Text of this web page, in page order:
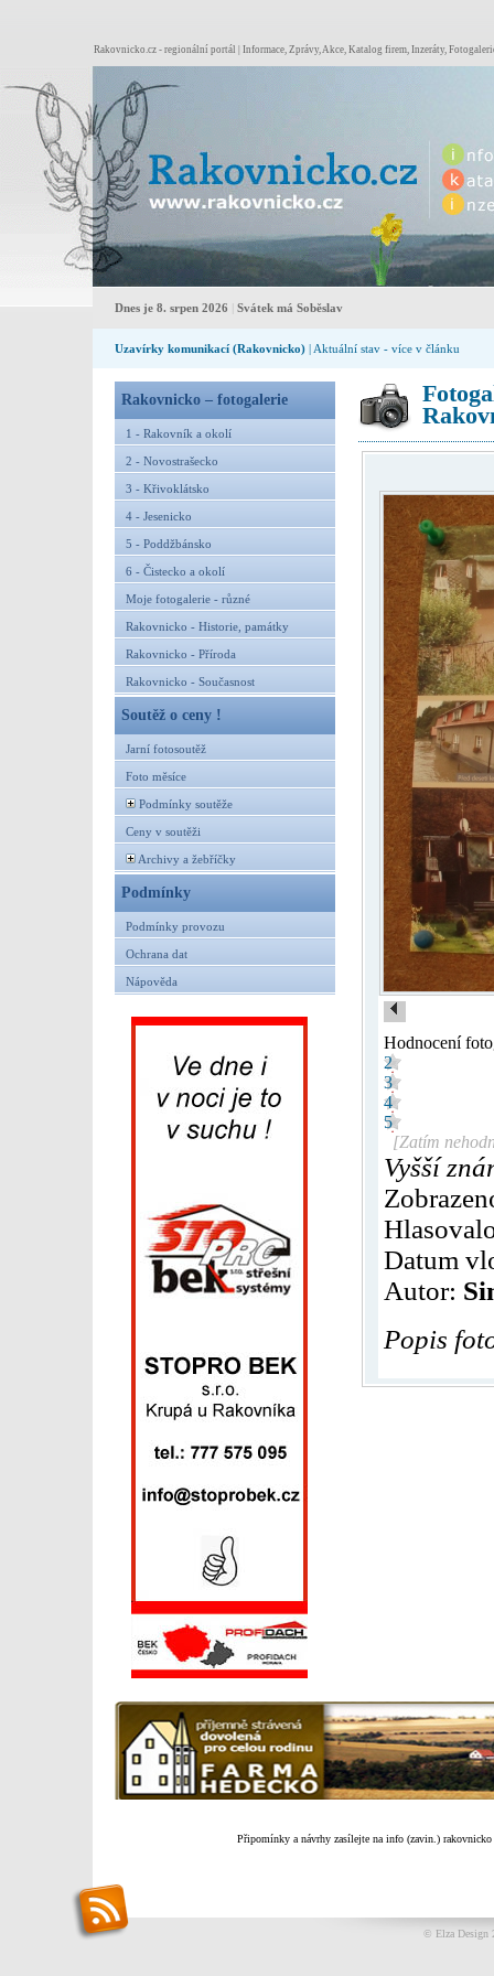
Rakovnicko.cz - regionální portál | Informace, Zprávy, Akce, Katalog firem, Inzeráty,
Dnes je 8. srpen 2026 Svátek má Soběslav
Uzavírky komunikací (Rakovnicko) | Aktuální stav - více v článku
Rakovnicko – fotogalerie
1 - Rakovník a okolí
2 - Novostrašecko
3 - Křivoklátsko
4 - Jesenicko
5 - Poddžbánsko
6 - Čistecko a okolí
Moje fotogalerie - různé
Rakovnicko - Historie, památky
Rakovnicko - Příroda
Rakovnicko - Současnost
Soutěž o ceny !
Jarní fotosoutěž
Foto měsíce
Podmínky soutěže
Ceny v soutěži
Archivy a žebříčky
Podmínky
Podmínky provozu
Ochrana dat
Nápověda
Hodnocení
2
3
4
5
[Zatím
Vyšší
Datum
Autor:
Popis
Připomínky a návrhy zasílejte na info (zavin.) rakovnicko
© Elza Design